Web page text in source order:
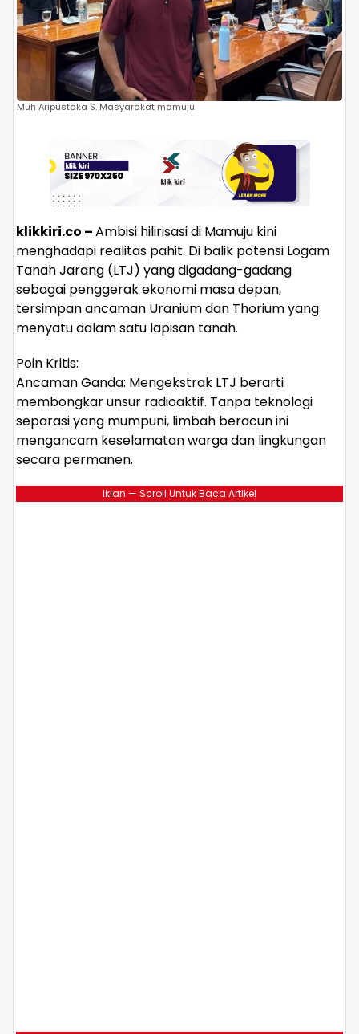
Muh Aripustaka S. Masyarakat mamuju
klikkiri.co –​Ambisi hilirisasi di Mamuju kini
menghadapi realitas pahit. Di balik potensi Logam
Tanah Jarang (LTJ) yang digadang-gadang
sebagai penggerak ekonomi masa depan,
tersimpan ancaman Uranium dan Thorium yang
menyatu dalam satu lapisan tanah.
​Poin Kritis:
​Ancaman Ganda: Mengekstrak LTJ berarti
membongkar unsur radioaktif. Tanpa teknologi
separasi yang mumpuni, limbah beracun ini
mengancam keselamatan warga dan lingkungan
secara permanen.
Iklan — Scroll Untuk Baca Artikel